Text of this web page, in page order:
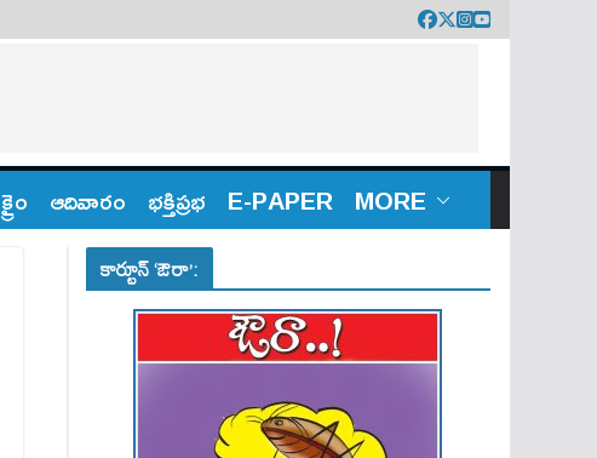
క్రైం ఆదివారం భక్తిప్రభ E-PAPER MORE
కార్టూన్ ‘ఔరా’: